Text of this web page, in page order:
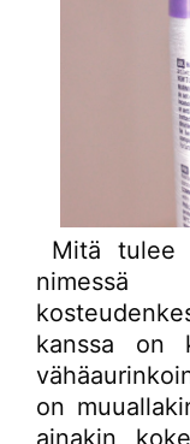
Mitä tulee
kanssa on
on
ainakin